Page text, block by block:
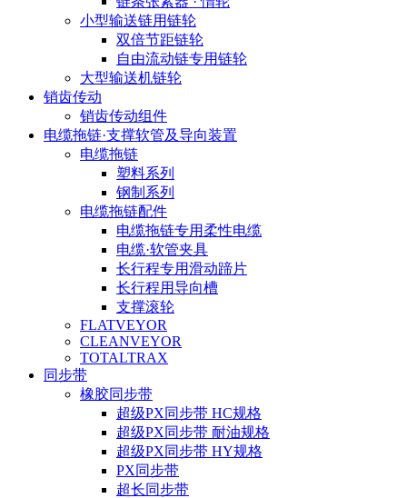
小型输送链用链轮
双倍节距链轮
自由流动链专用链轮
大型输送机链轮
销齿传动
销齿传动组件
电缆拖链·支撑软管及导向装置
电缆拖链
塑料系列
钢制系列
电缆拖链配件
电缆拖链专用柔性电缆
电缆·软管夹具
长行程专用滑动蹄片
长行程用导向槽
支撑滚轮
FLATVEYOR
CLEANVEYOR
TOTALTRAX
同步带
橡胶同步带
超级PX同步带 HC规格
超级PX同步带 耐油规格
超级PX同步带 HY规格
PX同步带
超长同步带